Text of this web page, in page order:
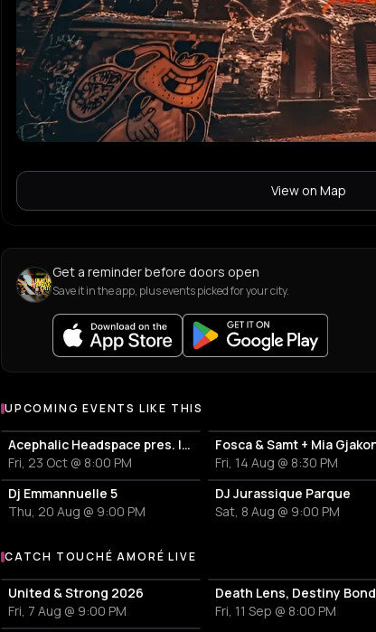
View on Map
Get a reminder before doors open
Save it in the app, plus events picked for your city.
UPCOMING EVENTS LIKE THIS
Acephalic Headspace pres. ladr ache + Lésions Graves Sextet plays Julius Eastman
Fri, 23 Oct @ 8:00 PM
Fri, 14 Aug @ 8:30 PM
Dj Emmannuelle 5
Thu, 20 Aug @ 9:00 PM
DJ Jurassique Parque
Sat, 8 Aug @ 9:00 PM
More events with Touché Amoré
CATCH TOUCHÉ AMORÉ LIVE
United & Strong 2026
Fri, 7 Aug @ 9:00 PM
Death Lens, Destiny Bond
Fri, 11 Sep @ 8:00 PM